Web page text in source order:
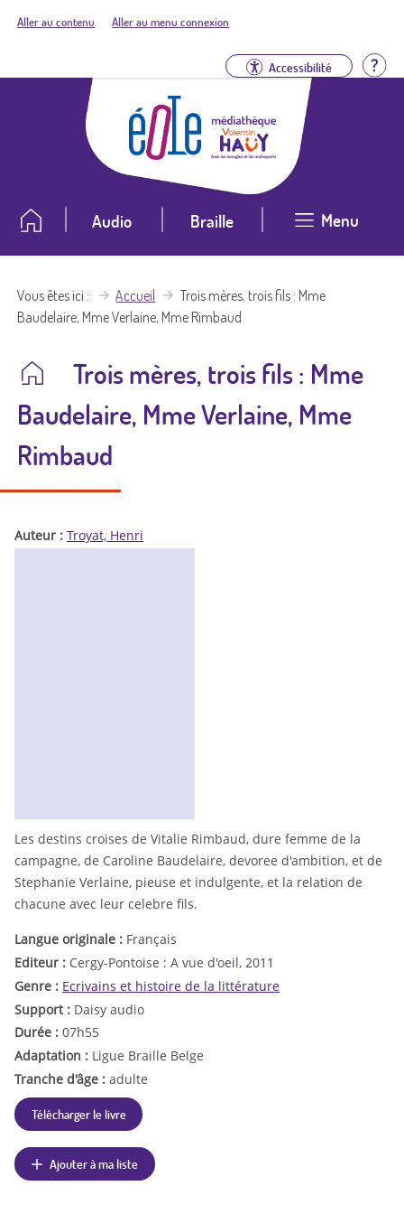
Aller au contenu Aller au menu connexion
Accessibilité
Audio Braille Menu
Vous êtes ici Accueil
Trois mères, trois fils : Mme
Baudelaire, Mme Verlaine, Mme Rimbaud
Trois mères, trois fils : Mme
Baudelaire, Mme Verlaine, Mme
Rimbaud
Auteur : Troyat, Henri
Les destins croises de Vitalie Rimbaud, dure femme de la
campagne, de Caroline Baudelaire, devoree d'ambition, et de
Stephanie Verlaine, pieuse et indulgente, et la relation de
chacune avec leur celebre fils.
Langue originale : Français
Editeur : Cergy-Pontoise : A vue d'oeil, 2011
Genre : Ecrivains et histoire de la littérature
Support : Daisy audio
Durée : 07h55
Adaptation : Ligue Braille Belge
Tranche d'âge : adulte
Télécharger le livre
Ajouter à ma liste